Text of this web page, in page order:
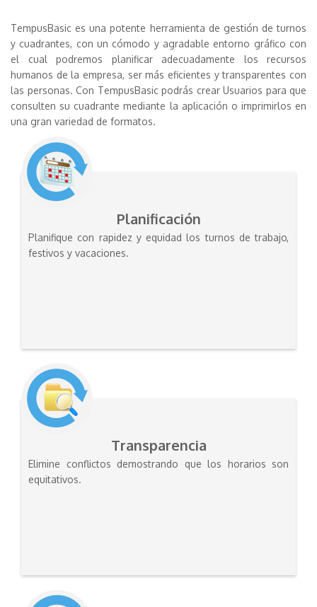
TempusBasic es una potente herramienta de gestión de turnos
y cuadrantes, con un cómodo y agradable entorno gráfico con
el cual podremos planificar adecuadamente los recursos
humanos de la empresa, ser más eficientes y transparentes con
las personas. Con TempusBasic podrás crear Usuarios para que
consulten su cuadrante mediante la aplicación o imprimirlos en
una gran variedad de formatos.
Planificación
Planifique con rapidez y equidad los turnos de trabajo,
festivos y vacaciones.
Transparencia
Elimine conflictos demostrando que los horarios son
equitativos.